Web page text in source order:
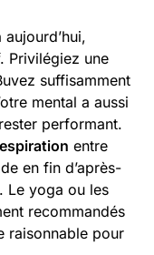
aujourd’hui,
Privilégiez une
suffisamment
mental a aussi
performant.
entre
en fin d’après-
Le yoga ou les
recommandés
raisonnable pour